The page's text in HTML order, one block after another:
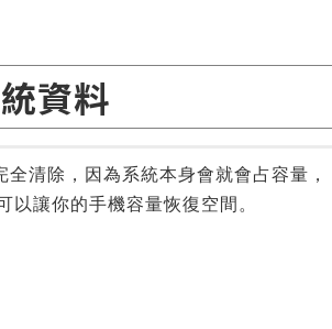
資料
清除，因為系統本身會就會占容量，
讓你的手機容量恢復空間。